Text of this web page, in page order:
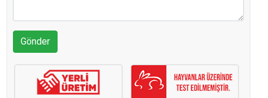
Gönder